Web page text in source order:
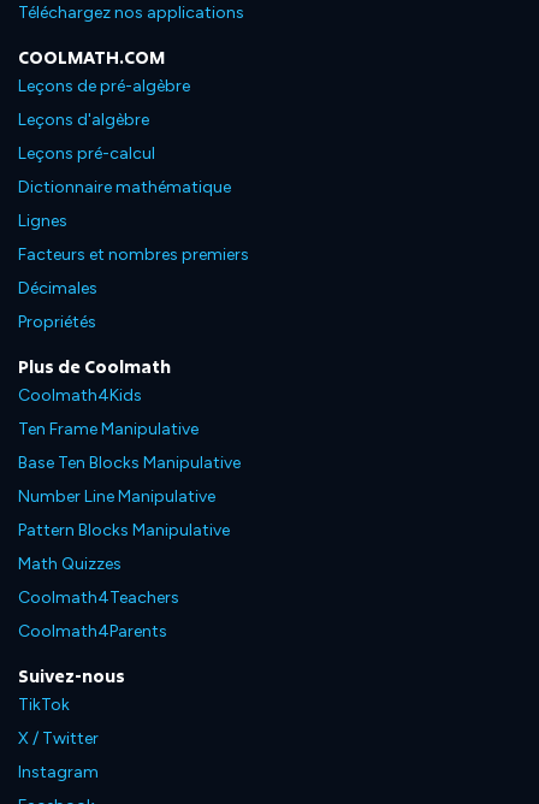
Téléchargez nos applications
COOLMATH.COM
Leçons de pré-algèbre
Leçons d'algèbre
Leçons pré-calcul
Dictionnaire mathématique
Lignes
Facteurs et nombres premiers
Décimales
Propriétés
Plus de Coolmath
Coolmath4Kids
Ten Frame Manipulative
Base Ten Blocks Manipulative
Number Line Manipulative
Pattern Blocks Manipulative
Math Quizzes
Coolmath4Teachers
Coolmath4Parents
Suivez-nous
TikTok
X / Twitter
Instagram